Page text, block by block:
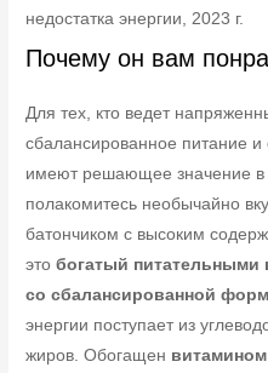
недостатка энергии, 2023 г.
Почему он вам
Для тех, кто ведет
сбалансированное питание и
имеют решающее значение
полакомитесь необычайно
батончиком с высоким
этобогатый питательными
со сбалансированной
энергии поступает из
жиров. Обогащен